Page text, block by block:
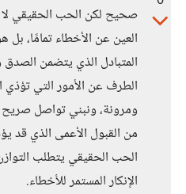
صحيح لكن الحب الحقيقي لا
العين عن الأخطاء تمامًا، بل
المتبادل الذي يتضمن
الطرف عن الأمور التي تؤذي
ومرونة، ونبني تواصل صريح
من القبول الأعمى الذي قد
الحب الحقيقي يتطلب
الإنكار المستمر للأخطاء.